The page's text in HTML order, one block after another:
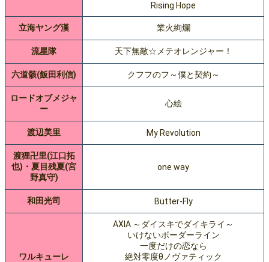
Rising Hope
立海ヤング漢 業火絢爛
流星隊 天下無敵☆メテオレンジャー！
六道骸(飯田利信) クフフのフ～僕と契約～
ロードオブメジャ
ー
心絵
渡辺美里 My Revolution
渡狸卍里(江口拓
也)・夏目残夏(宮
野真守)
one way
和田光司 Butter-Fly
ワルキューレ
AXIA ～ダイスキでダイキライ～
いけないボーダーライン
一度だけの恋なら
絶対零度θノヴァティック